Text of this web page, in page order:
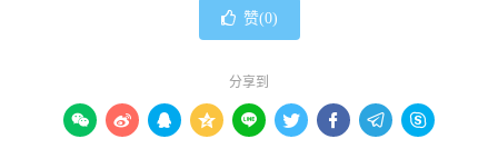
赞(0)
分享到
        